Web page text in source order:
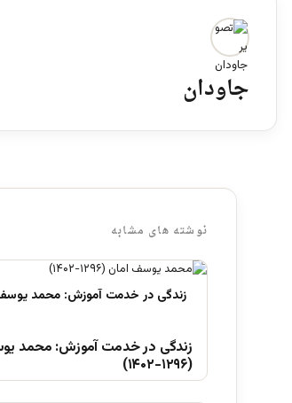
جاودان
نوشته های مشابه
زندگی در خدمت آموزش: محمد
(۱۲۹۶-۱۴۰۲)